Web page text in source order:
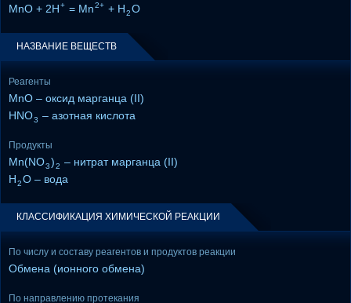
MnO + 2H+ = Mn2+ + H2O
НАЗВАНИЕ ВЕЩЕСТВ
Реагенты
MnO – оксид марганца (II)
HNO3 – азотная кислота
Продукты
Mn(NO3)2 – нитрат марганца (II)
H2O – вода
КЛАССИФИКАЦИЯ ХИМИЧЕСКОЙ РЕАКЦИИ
По числу и составу реагентов и продуктов реакции
Обмена (ионного обмена)
По направлению протекания